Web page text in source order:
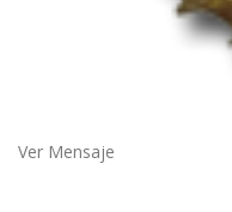
Ver Mensaje